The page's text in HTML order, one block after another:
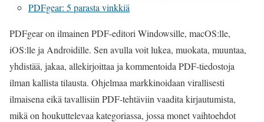
PDFgear: 5 parasta vinkkiä
PDFgear on ilmainen PDF-editori Windowsille, macOS:lle,
iOS:lle ja Androidille. Sen avulla voit lukea, muokata, muuntaa,
yhdistää, jakaa, allekirjoittaa ja kommentoida PDF-tiedostoja
ilman kallista tilausta. Ohjelmaa markkinoidaan virallisesti
ilmaisena eikä tavallisiin PDF-tehtäviin vaadita kirjautumista,
mikä on houkuttelevaa kategoriassa, jossa monet vaihtoehdot